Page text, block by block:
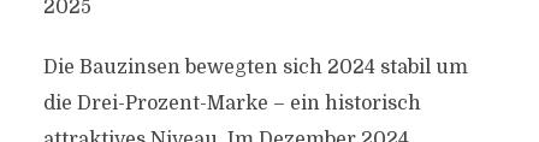
2025
Die Bauzinsen bewegten sich 2024 stabil um
die Drei-Prozent-Marke – ein historisch